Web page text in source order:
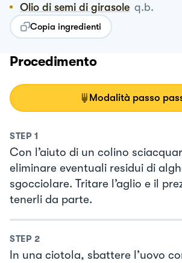
Olio di semi di girasole q.b.
Copia ingredienti
Procedimento
Modalità passo
STEP 1
Con l’aiuto di un colino
eliminare eventuali residui di
sgocciolare. Tritare l’aglio e il
tenerli da parte.
STEP 2
In una ciotola, sbattere l’uovo